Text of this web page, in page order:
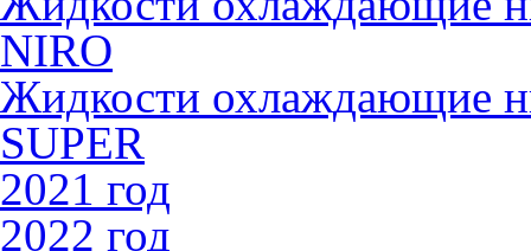
NIRO
Жидкости охлаждающие
SUPER
2021 год
2022 год